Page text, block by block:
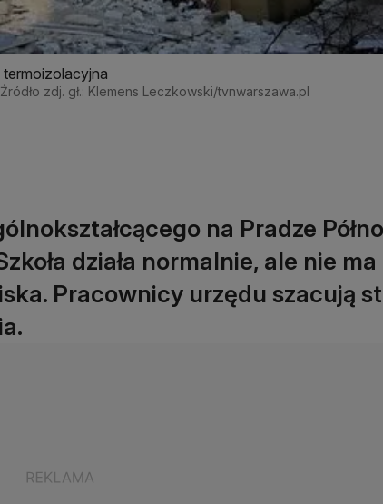
termoizolacyjna
Źródło zdj. gł.: Klemens Leczkowski/tvnwarszawa.pl
na Pradze
działa normalnie, ale nie ma
Pracownicy urzędu szacują